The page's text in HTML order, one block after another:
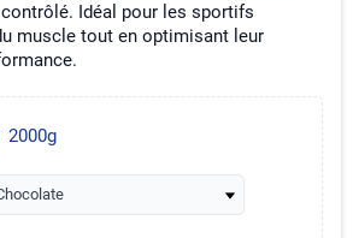
Idéal pour les sportifs
muscle tout en optimisant leur
2000g